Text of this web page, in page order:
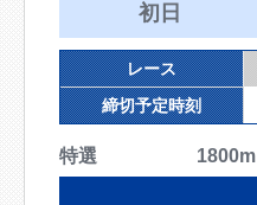
初日
レース
締切予定時刻
特選 1800m